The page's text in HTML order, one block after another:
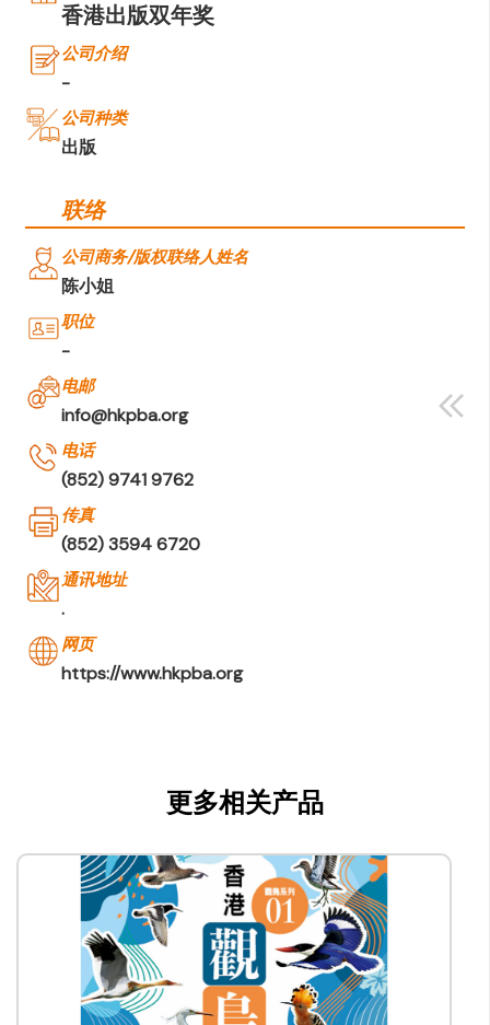
香港出版双年奖
公司介绍
-
公司种类
出版
联络
公司商务/版权联络人姓名
陈小姐
职位
-
电邮
info@hkpba.org
电话
(852) 9741 9762
传真
(852) 3594 6720
通讯地址
.
网页
https://www.hkpba.org
更多相关产品